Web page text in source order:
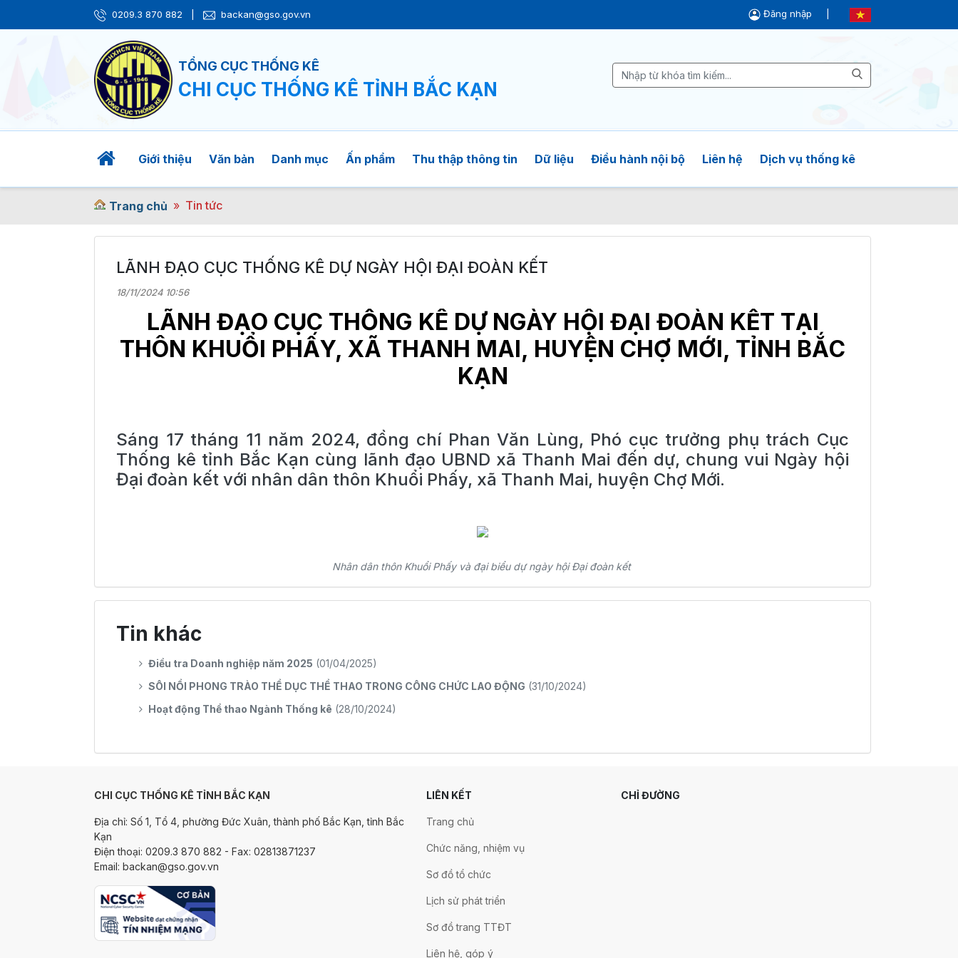
0209.3 870 882 backan@gso.gov.vn Đăng nhập
TỔNG CỤC THỐNG KÊ
CHI CỤC THỐNG KÊ TỈNH BẮC KẠN
Giới thiệu Văn bản Danh mục Ấn phẩm Thu thập thông tin Dữ liệu Điều hành nội bộ Liên hệ Dịch vụ thống kê
Trang chủ Tin tức
LÃNH ĐẠO CỤC THỐNG KÊ DỰ NGÀY HỘI ĐẠI ĐOÀN KẾT
18/11/2024 10:56
LÃNH ĐẠO CỤC THỐNG KÊ DỰ NGÀY HỘI ĐẠI ĐOÀN KẾT TẠI
THÔN KHUỔI PHẤY, XÃ THANH MAI, HUYỆN CHỢ MỚI, TỈNH BẮC
KẠN
Sáng 17 tháng 11 năm 2024, đồng chí Phan Văn Lùng, Phó cục trưởng phụ trách Cục
Thống kê tỉnh Bắc Kạn cùng lãnh đạo UBND xã Thanh Mai đến dự, chung vui Ngày hội
Đại đoàn kết với nhân dân thôn Khuổi Phấy, xã Thanh Mai, huyện Chợ Mới.
Nhân dân thôn Khuổi Phấy và đại biểu dự ngày hội Đại đoàn kết
Tin khác
Điều tra Doanh nghiệp năm 2025 (01/04/2025)
SÔI NỔI PHONG TRÀO THỂ DỤC THỂ THAO TRONG CÔNG CHỨC LAO ĐỘNG (31/10/2024)
Hoạt động Thể thao Ngành Thống kê (28/10/2024)
CHI CỤC THỐNG KÊ TỈNH BẮC KẠN
Địa chỉ: Số 1, Tổ 4, phường Đức Xuân, thành phố Bắc Kạn, tỉnh Bắc
Kạn
Điện thoại: 0209.3 870 882 - Fax: 02813871237
Email: backan@gso.gov.vn
LIÊN KẾT
Trang chủ
Chức năng, nhiệm vụ
Sơ đồ tổ chức
Lịch sử phát triển
Sơ đồ trang TTĐT
Liên hệ, góp ý
CHỈ ĐƯỜNG